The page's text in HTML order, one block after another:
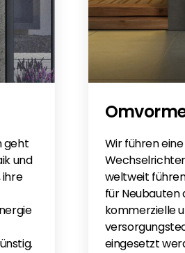
geht
und
Wir führen
weltweit
für Neubauten
kommerzielle
eingesetzt